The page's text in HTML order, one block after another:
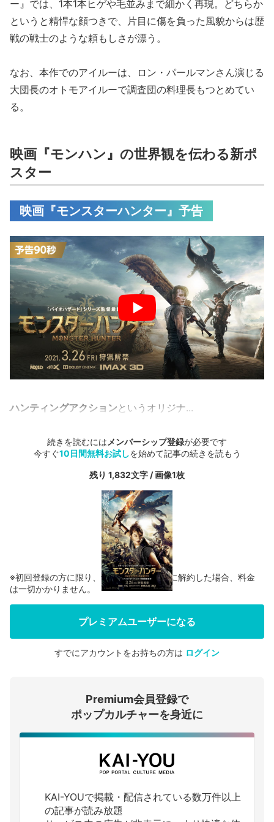
ー』では、1本1本ヒゲや毛並みまで細かく再現。どちらか
というと精悍な顔つきで、片目に傷を負った風貌からは歴
戦の戦士のような頼もしさが漂う。
なお、本作でのアイルーは、ロン・パールマンさん演じる
大団長のオトモアイルーで調査団の料理長もつとめてい
る。
映画『モンハン』の世界観を伝わる新ポ
スター
映画『モンスターハンター』予告
ハンティングアクション というオリジナ...
続きを読むには メンバーシップ登録が必要です
今すぐ10日間無料お試しを始めて記事の続きを読もう
残り 1,832文字 / 画像1枚
会員登録する
ログインする
※初回登録の方に限り、無料お試し期間中に解約した場合、料金
は一切かかりません。
プレミアムユーザーになる
すでにアカウントをお持ちの方は ログイン
Premium会員登録で
ポップカルチャーを身近に
KAI-YOUで掲載・配信されている数万件以上
の記事が読み放題